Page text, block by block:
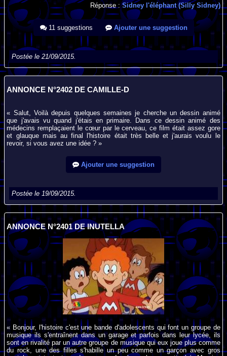
Réponse :Sidney l'éléphant (Silly Sidney)
11 suggestions Ajouter une suggestion
Postée le 21/09/2015.
ANNONCE N°2402 DE CAMILLE-D
« Salut, Voilà depuis quelques semaines je cherche un dessin animé
que j'avais vu quand j'étais en primaire. Dans ce dessin animé des
médecins remplaçaient le cœur par le cerveau, ce film était assez gore
et glauque mais au final l'histoire était très belle et j'aurais voulu le
revoir, si vous avez une idée ? »
Ajouter une suggestion
Postée le 19/09/2015.
ANNONCE N°2401 DE INUTELLA
« Bonjour, l'histoire c'est une bande d'adolescents qui font un groupe de
musique ils s'entraînent dans un garage et parfois dans leur lycée, ils
sont en rivalité par un autre groupe de musique qui eux joue plus comme
du rock, une des filles s'habille un peu comme un garçon avec gros